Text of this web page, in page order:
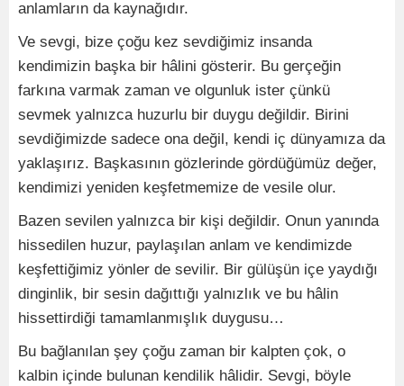
anlamların da kaynağıdır.
Ve sevgi, bize çoğu kez sevdiğimiz insanda
kendimizin başka bir hâlini gösterir. Bu gerçeğin
farkına varmak zaman ve olgunluk ister çünkü
sevmek yalnızca huzurlu bir duygu değildir. Birini
sevdiğimizde sadece ona değil, kendi iç dünyamıza da
yaklaşırız. Başkasının gözlerinde gördüğümüz değer,
kendimizi yeniden keşfetmemize de vesile olur.
Bazen sevilen yalnızca bir kişi değildir. Onun yanında
hissedilen huzur, paylaşılan anlam ve kendimizde
keşfettiğimiz yönler de sevilir. Bir gülüşün içe yaydığı
dinginlik, bir sesin dağıttığı yalnızlık ve bu hâlin
hissettirdiği tamamlanmışlık duygusu…
Bu bağlanılan şey çoğu zaman bir kalpten çok, o
kalbin içinde bulunan kendilik hâlidir. Sevgi, böyle